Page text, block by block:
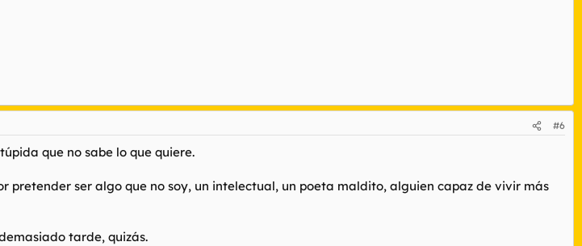
#6
que no sabe lo que quiere.
pretender ser algo que no soy, un intelectual, un poeta maldito, alguien capaz de vivir más
tarde, quizás.